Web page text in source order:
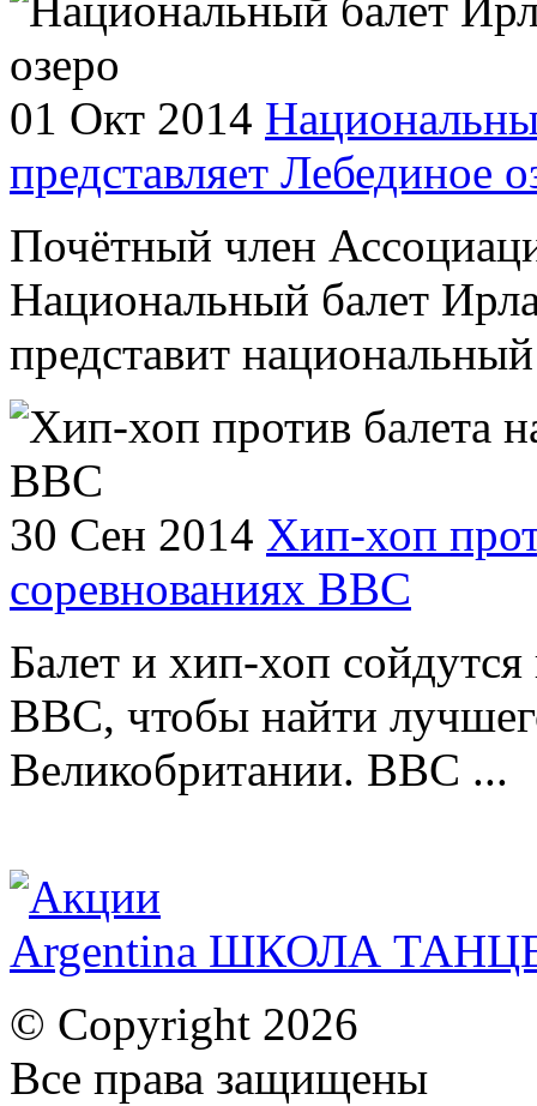
01 Окт 2014
представляет Лебединое
Почётный член
Национальный балет
представит
30 Сен 2014 Хип-хоп
соревнованиях ВВС
Балет и хип-хоп сойдутся
BBC, чтобы найти
Великобритании. BBC ...
Argentina ШКОЛА
© Copyright 2026
Все права защищены